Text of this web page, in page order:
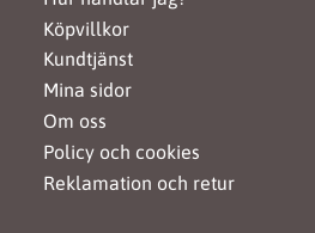
Köpvillkor
Kundtjänst
Mina sidor
Om oss
Policy och cookies
Reklamation och retur